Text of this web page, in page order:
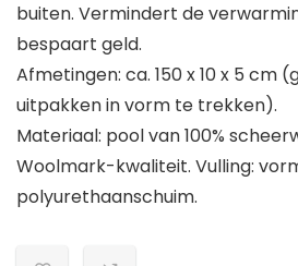
buiten. Vermindert de
bespaart geld.
Afmetingen: ca. 150 x 10 x 5 cm
uitpakken in vorm te trekken).
Materiaal: pool van 100%
Woolmark-kwaliteit. Vulling:
polyurethaanschuim.